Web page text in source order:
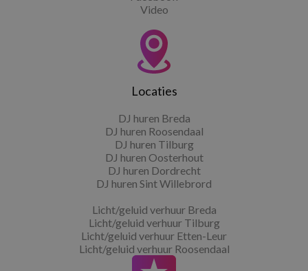
Video
Locaties
DJ huren Breda
DJ huren Roosendaal
DJ huren Tilburg
DJ huren Oosterhout
DJ huren Dordrecht
DJ huren Sint Willebrord
Licht/geluid verhuur Breda
Licht/geluid verhuur Tilburg
Licht/geluid verhuur Etten-Leur
Licht/geluid verhuur Roosendaal